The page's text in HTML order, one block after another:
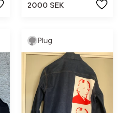
2000 SEK
Plug